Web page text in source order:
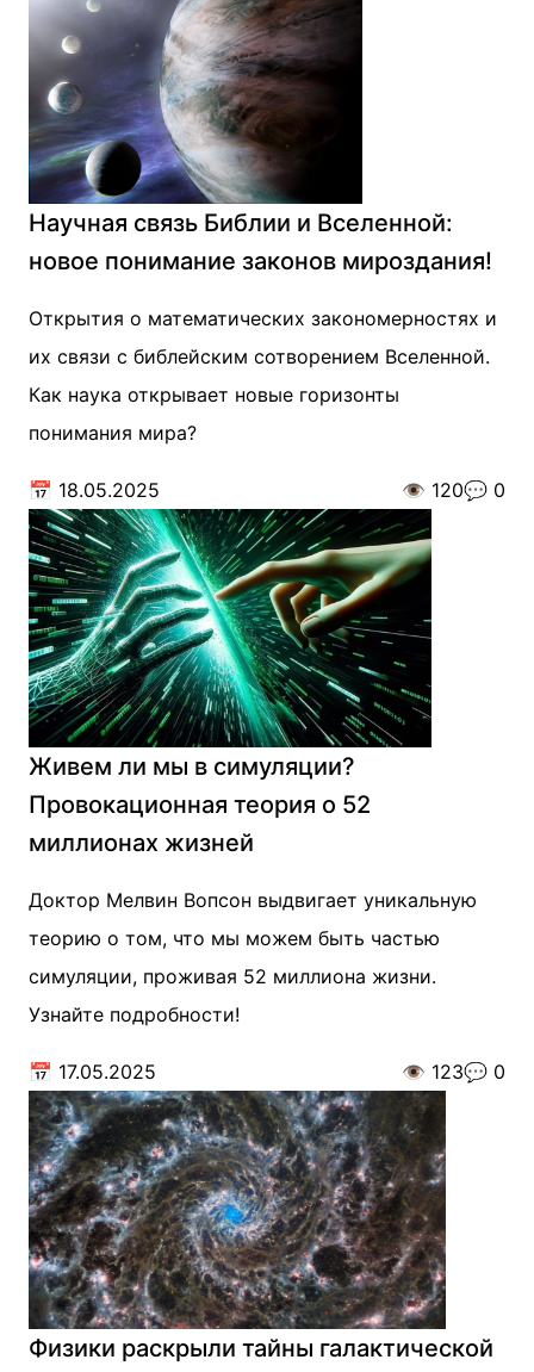
Научная связь Библии и Вселенной:
новое понимание законов мироздания!
Открытия о математических закономерностях и
их связи с библейским сотворением Вселенной.
Как наука открывает новые горизонты
понимания мира?
📅 18.05.2025 👁️ 120💬 0
Живем ли мы в симуляции?
Провокационная теория о 52
миллионах жизней
Доктор Мелвин Вопсон выдвигает уникальную
теорию о том, что мы можем быть частью
симуляции, проживая 52 миллиона жизни.
Узнайте подробности!
📅 17.05.2025 👁️ 123💬 0
Физики раскрыли тайны галактической